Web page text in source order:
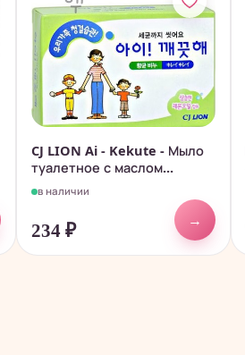
CJ LION Ai - Kekute - Мыло
туалетное с маслом...
в наличии
234 ₽
→